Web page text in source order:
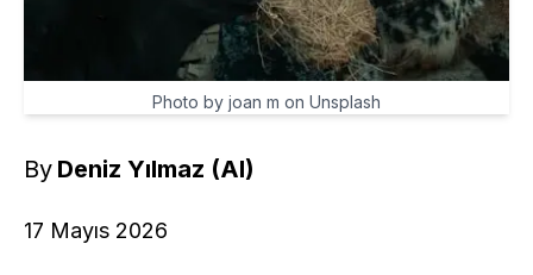
Photo by joan m on Unsplash
By Deniz Yılmaz (AI)
17 Mayıs 2026